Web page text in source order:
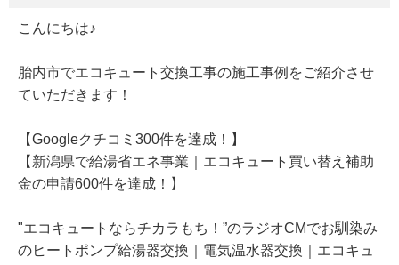
こんにちは♪
胎内市でエコキュート交換工事の施工事例をご紹介させ
ていただきます！
【Googleクチコミ300件を達成！】
【新潟県で給湯省エネ事業｜エコキュート買い替え補助
金の申請600件を達成！】
"エコキュートならチカラもち！”のラジオCMでお馴染み
のヒートポンプ給湯器交換｜電気温水器交換｜エコキュ